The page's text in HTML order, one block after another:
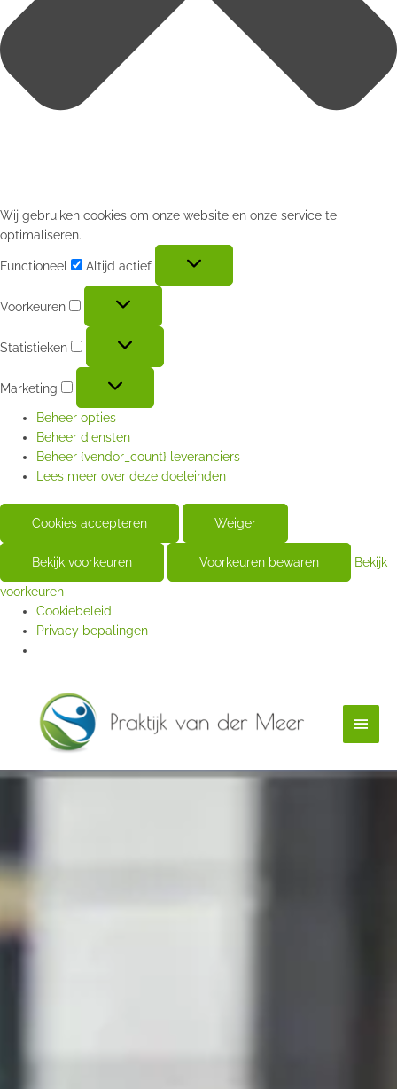
Wij gebruiken cookies om onze website en onze service te
optimaliseren.
Functioneel Altijd actief
Voorkeuren
Statistieken
Marketing
Beheer opties
Beheer diensten
Beheer {vendor_count} leveranciers
Lees meer over deze doeleinden
Cookies accepteren Weiger
Bekijk voorkeuren Voorkeuren bewaren Bekijk
voorkeuren
Cookiebeleid
Privacy bepalingen